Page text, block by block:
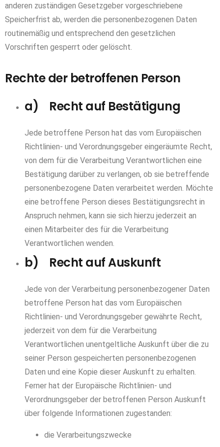
anderen zuständigen Gesetzgeber vorgeschriebene
Speicherfrist ab, werden die personenbezogenen Daten
routinemäßig und entsprechend den gesetzlichen
Vorschriften gesperrt oder gelöscht.
Rechte der betroffenen Person
a) Recht auf Bestätigung
Jede betroffene Person hat das vom Europäischen
Richtlinien- und Verordnungsgeber eingeräumte Recht,
von dem für die Verarbeitung Verantwortlichen eine
Bestätigung darüber zu verlangen, ob sie betreffende
personenbezogene Daten verarbeitet werden. Möchte
eine betroffene Person dieses Bestätigungsrecht in
Anspruch nehmen, kann sie sich hierzu jederzeit an
einen Mitarbeiter des für die Verarbeitung
Verantwortlichen wenden.
b) Recht auf Auskunft
Jede von der Verarbeitung personenbezogener Daten
betroffene Person hat das vom Europäischen
Richtlinien- und Verordnungsgeber gewährte Recht,
jederzeit von dem für die Verarbeitung
Verantwortlichen unentgeltliche Auskunft über die zu
seiner Person gespeicherten personenbezogenen
Daten und eine Kopie dieser Auskunft zu erhalten.
Ferner hat der Europäische Richtlinien- und
Verordnungsgeber der betroffenen Person Auskunft
über folgende Informationen zugestanden:
die Verarbeitungszwecke